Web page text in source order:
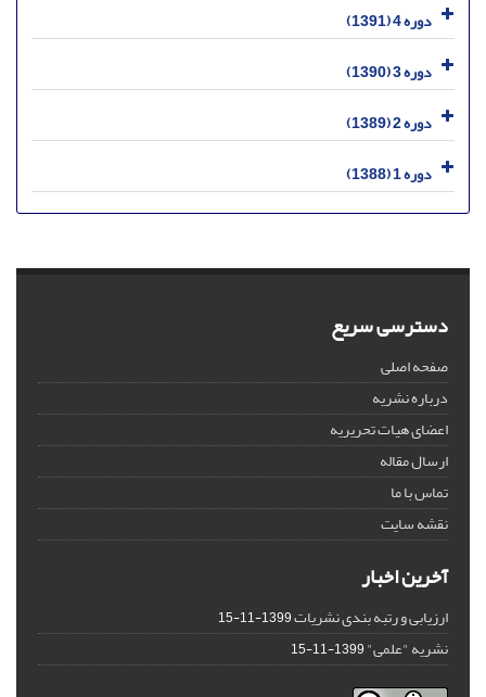
دوره 4 (1391)
دوره 3 (1390)
دوره 2 (1389)
دوره 1 (1388)
دسترسی سریع
صفحه اصلی
درباره نشریه
اعضای هیات تحریریه
ارسال مقاله
تماس با ما
نقشه سایت
آخرین اخبار
ارزیابی و رتبه بندی نشریات1399-11-15
نشریه "علمی"1399-11-15